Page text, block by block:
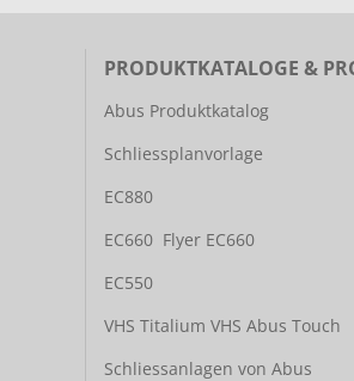
PRODUKTKATALOGE &
Abus Produktkatalog
Schliessplanvorlage
EC880
EC660 Flyer EC660
EC550
VHS Titalium VHS Abus Touch
Schliessanlagen von Abus